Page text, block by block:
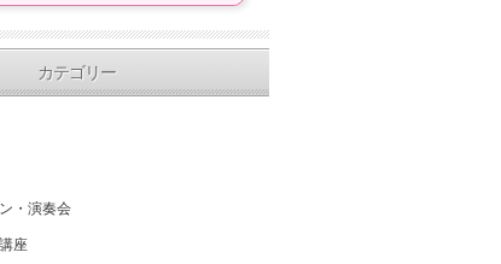
カテゴリー
・演奏会
座